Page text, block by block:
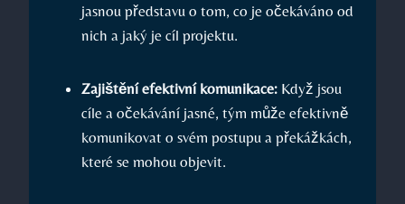
jasnou představu o tom, co je očekáváno od
nich a jaký je cíl projektu.
Zajištění efektivní komunikace: Když jsou
cíle a očekávání jasné, tým může efektivně
komunikovat o svém postupu a překážkách,
které se mohou objevit.